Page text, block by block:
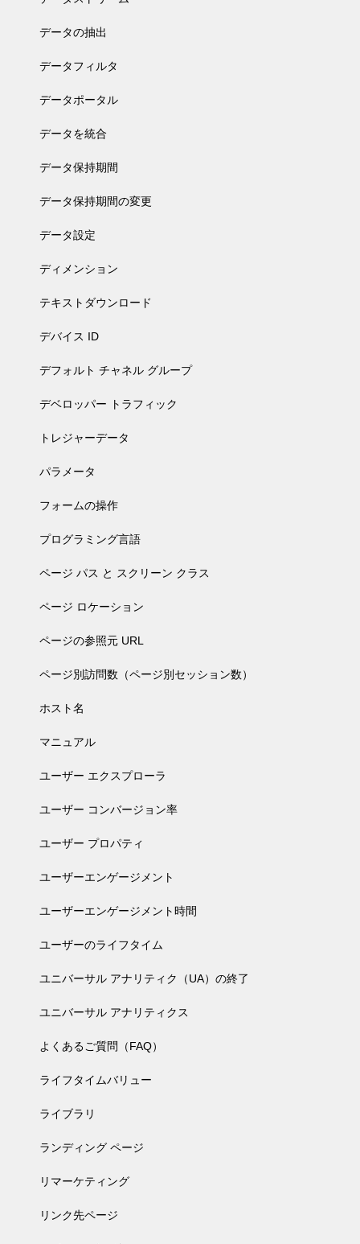
データの抽出
データフィルタ
データポータル
データを統合
データ保持期間
データ保持期間の変更
データ設定
ディメンション
テキストダウンロード
デバイス ID
デフォルト チャネル グループ
デベロッパー トラフィック
トレジャーデータ
パラメータ
フォームの操作
プログラミング言語
ページ パス と スクリーン クラス
ページ ロケーション
ページの参照元 URL
ページ別訪問数（ページ別セッション数）
ホスト名
マニュアル
ユーザー エクスプローラ
ユーザー コンバージョン率
ユーザー プロパティ
ユーザーエンゲージメント
ユーザーエンゲージメント時間
ユーザーのライフタイム
ユニバーサル アナリティク（UA）の終了
ユニバーサル アナリティクス
よくあるご質問（FAQ）
ライフタイムバリュー
ライブラリ
ランディング ページ
リマーケティング
リンク先ページ